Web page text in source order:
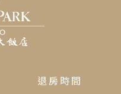
退房時間